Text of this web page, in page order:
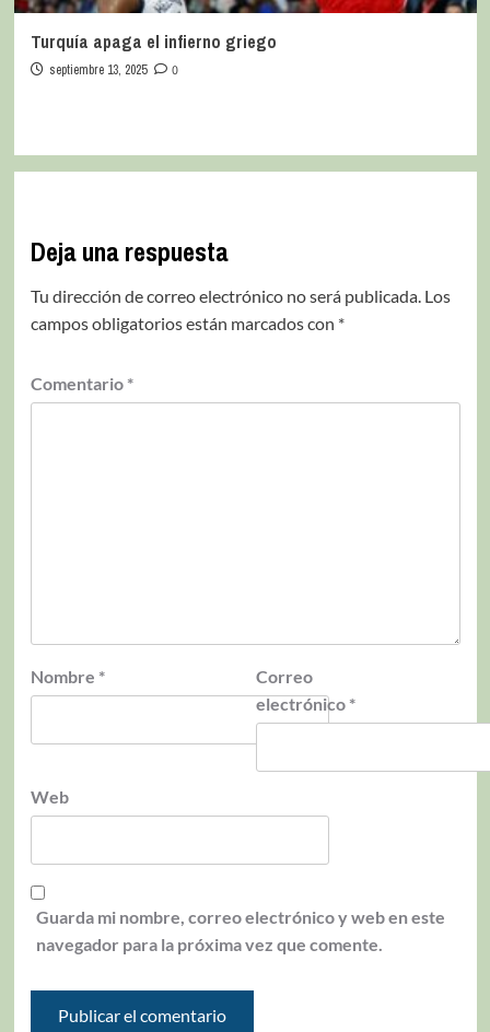
Turquía apaga el infierno griego
septiembre 13, 2025 0
Deja una respuesta
Tu dirección de correo electrónico no será publicada. Los
campos obligatorios están marcados con *
Comentario *
Nombre *
Correo
electrónico *
Web
Guarda mi nombre, correo electrónico y web en este
navegador para la próxima vez que comente.